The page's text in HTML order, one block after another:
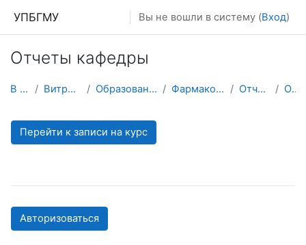
УПБГМУ Вы не вошли в систему (Вход)
Отчеты кафедры
В начало Витрина курсов 3KL Образование 2025-2026 уч.год Фармакогнозии и ботаники Отчеты кафедры О курсе
Перейти к записи на курс
Авторизоваться